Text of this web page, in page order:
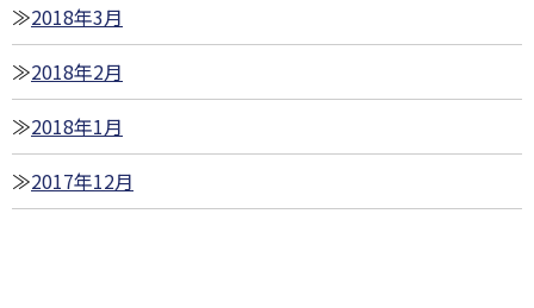
2018年3月
2018年2月
2018年1月
2017年12月